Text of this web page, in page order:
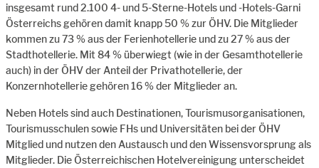
insgesamt rund 2.100 4- und 5-Sterne-Hotels und -Hotels-Garni
Österreichs gehören damit knapp 50 % zur ÖHV. Die Mitglieder
kommen zu 73 % aus der Ferienhotellerie und zu 27 % aus der
Stadthotellerie. Mit 84 % überwiegt (wie in der Gesamthotellerie
auch) in der ÖHV der Anteil der Privathotellerie, der
Konzernhotellerie gehören 16 % der Mitglieder an.
Neben Hotels sind auch Destinationen, Tourismusorganisationen,
Tourismusschulen sowie FHs und Universitäten bei der ÖHV
Mitglied und nutzen den Austausch und den Wissensvorsprung als
Mitglieder. Die Österreichischen Hotelvereinigung unterscheidet